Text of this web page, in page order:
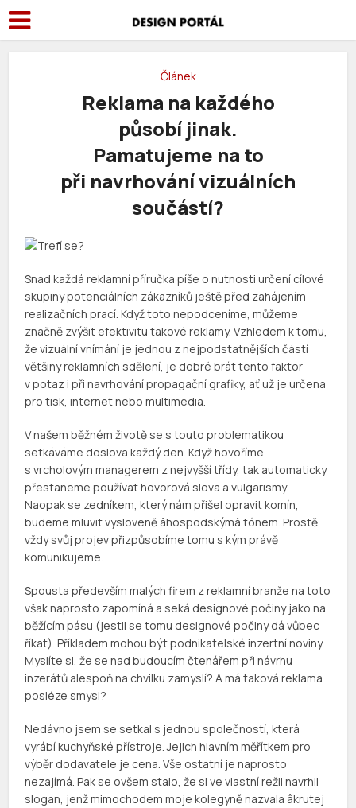
Článek
Reklama na každého
působí jinak.
Pamatujeme na to
při navrhování vizuálních
součástí?
Snad každá reklamní příručka píše o nutnosti určení cílové
skupiny potenciálních zákazníků ještě před zahájením
realizačních prací. Když toto nepodceníme, můžeme
značně zvýšit efektivitu takové reklamy. Vzhledem k tomu,
že vizuální vnímání je jednou z nejpodstatnějších částí
většiny reklamních sdělení, je dobré brát tento faktor
v potaz i při navrhování propagační grafiky, ať už je určena
pro tisk, internet nebo multimedia.
V našem běžném životě se s touto problematikou
setkáváme doslova každý den. Když hovoříme
s vrcholovým managerem z nejvyšší třídy, tak automaticky
přestaneme používat hovorová slova a vulgarismy.
Naopak se zedníkem, který nám přišel opravit komín,
budeme mluvit vysloveně âhospodskýmâ tónem. Prostě
vždy svůj projev přizpůsobíme tomu s kým právě
komunikujeme.
Spousta především malých firem z reklamní branže na toto
však naprosto zapomíná a seká designové počiny jako na
běžícím pásu (jestli se tomu designové počiny dá vůbec
říkat). Příkladem mohou být podnikatelské inzertní noviny.
Myslíte si, že se nad budoucím čtenářem při návrhu
inzerátů alespoň na chvilku zamyslí? A má taková reklama
posléze smysl?
Nedávno jsem se setkal s jednou společností, která
vyrábí kuchyňské přístroje. Jejich hlavním měřítkem pro
výběr dodavatele je cena. Vše ostatní je naprosto
nezajímá. Pak se ovšem stalo, že si ve vlastní režii navrhli
slogan, jenž mimochodem moje kolegyně nazvala âkrutej